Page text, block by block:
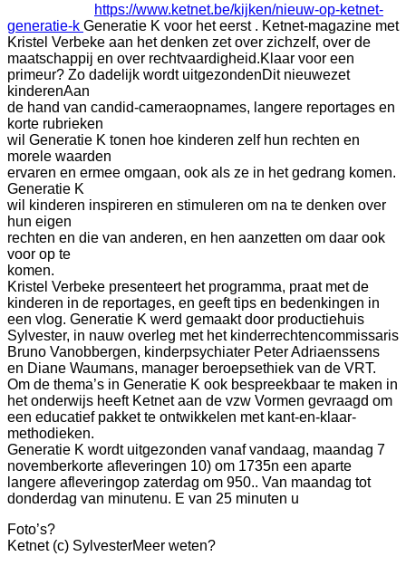
https://www.ketnet.be/kijken/nieuw-op-ketnet-
generatie-k Generatie K voor het eerst . Ketnet-magazine met
Kristel Verbeke aan het denken zet over zichzelf, over de
maatschappij en over rechtvaardigheid.Klaar voor een
primeur? Zo dadelijk wordt uitgezondenDit nieuwezet
kinderenAan
de hand van candid-cameraopnames, langere reportages en
korte rubrieken
wil Generatie K tonen hoe kinderen zelf hun rechten en
morele waarden
ervaren en ermee omgaan, ook als ze in het gedrang komen.
Generatie K
wil kinderen inspireren en stimuleren om na te denken over
hun eigen
rechten en die van anderen, en hen aanzetten om daar ook
voor op te
komen.
Kristel Verbeke presenteert het programma, praat met de
kinderen in de reportages, en geeft tips en bedenkingen in
een vlog. Generatie K werd gemaakt door productiehuis
Sylvester, in nauw overleg met het kinderrechtencommissaris
Bruno Vanobbergen, kinderpsychiater Peter Adriaenssens
en Diane Waumans, manager beroepsethiek van de VRT.
Om de thema’s in Generatie K ook bespreekbaar te maken in
het onderwijs heeft Ketnet aan de vzw Vormen gevraagd om
een educatief pakket te ontwikkelen met kant-en-klaar-
methodieken.
Generatie K wordt uitgezonden vanaf vandaag, maandag 7
novemberkorte afleveringen 10) om 1735n een aparte
langere afleveringop zaterdag om 950.. Van maandag tot
donderdag van minutenu. E van 25 minuten u
Foto’s?
Ketnet (c) SylvesterMeer weten?